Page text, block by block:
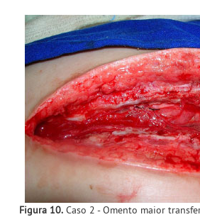
Figura 10.Caso 2 - Omento maior